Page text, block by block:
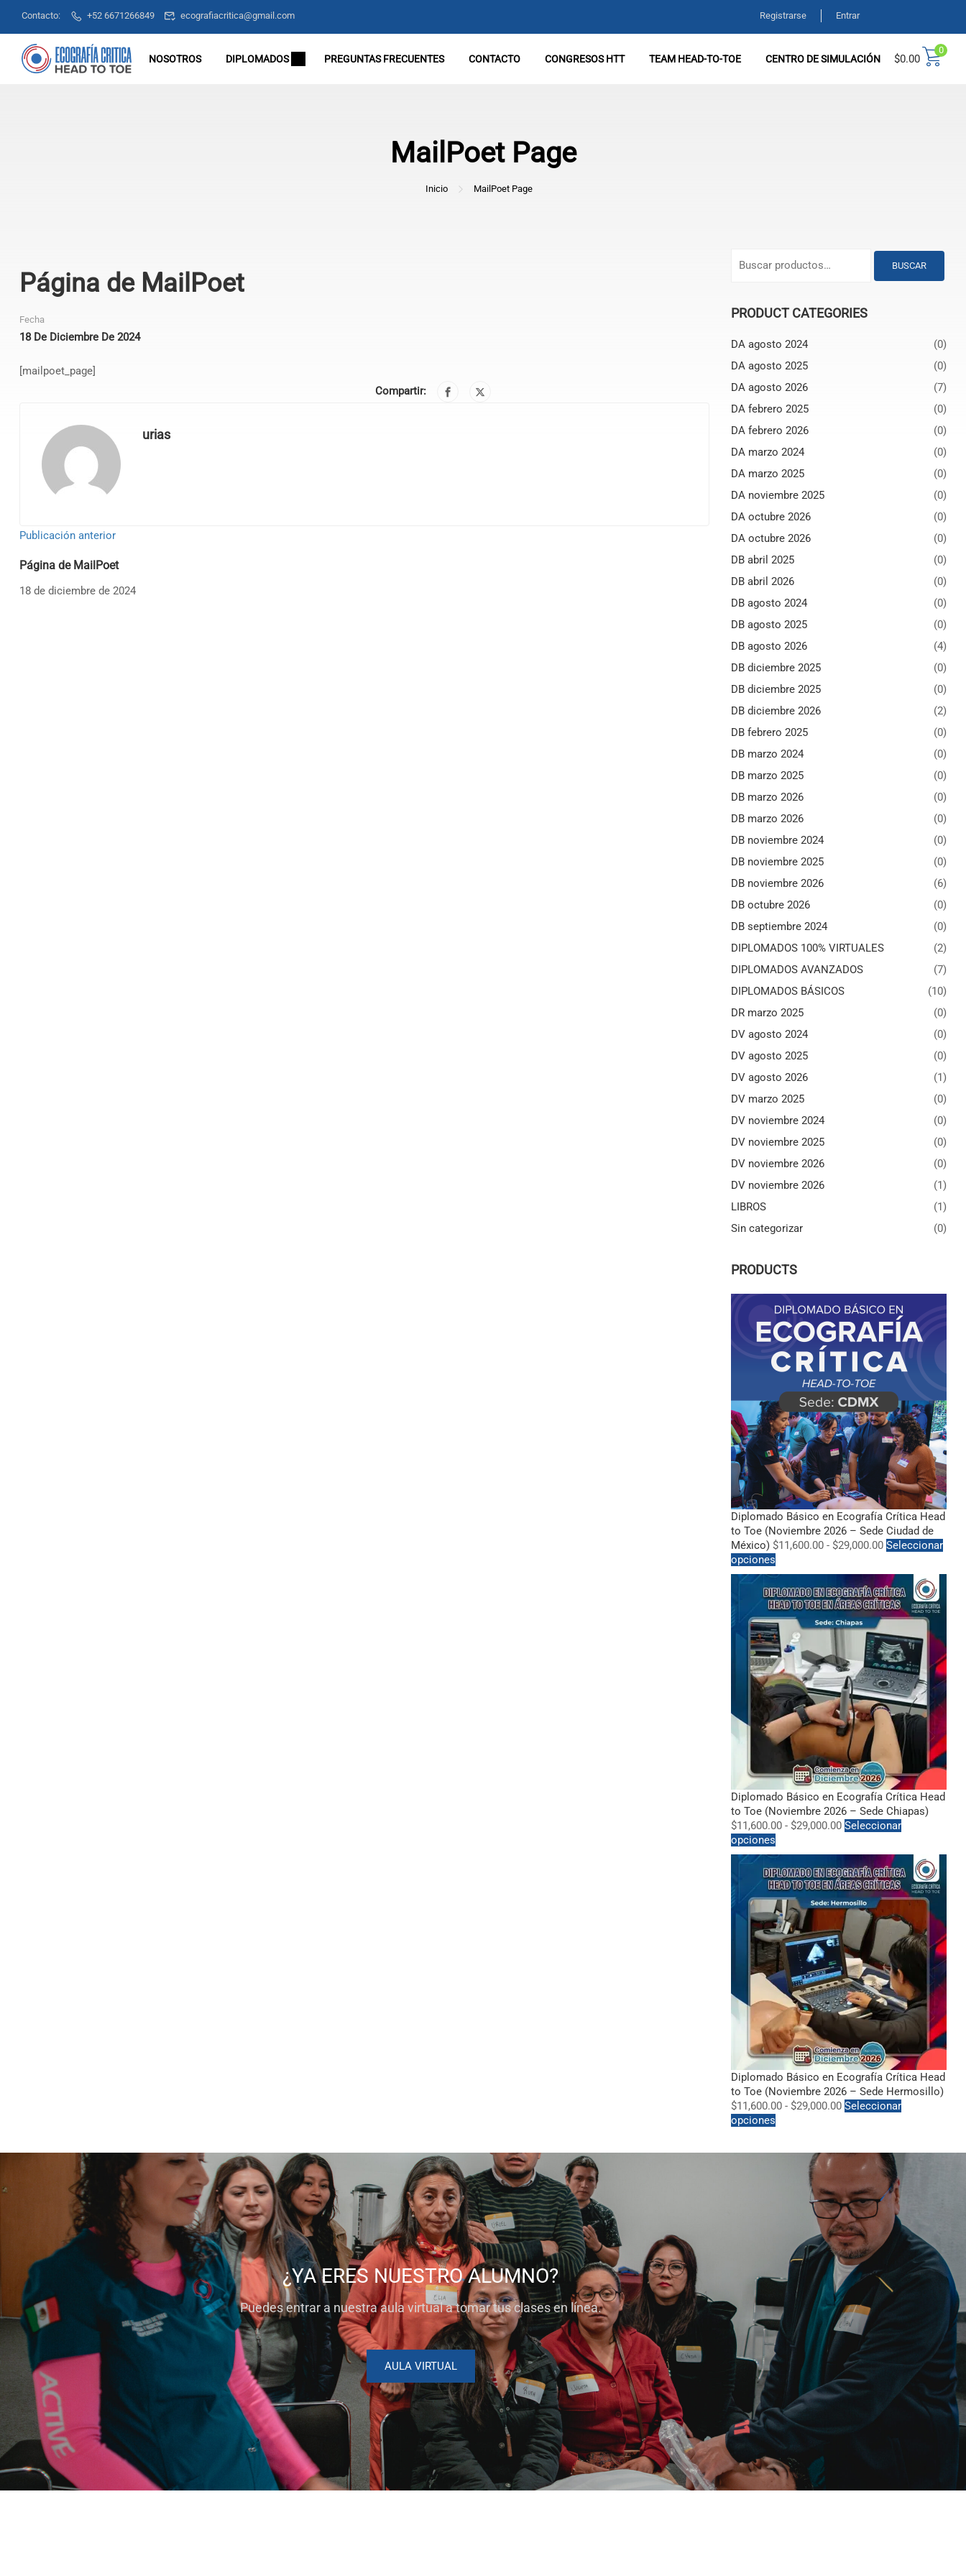
Contacto: +52 6671266849 ecografiacritica@gmail.com Registrarse Entrar
NOSOTROS DIPLOMADOS PREGUNTAS FRECUENTES CONTACTO CONGRESOS HTT TEAM HEAD-TO-TOE CENTRO DE SIMULACIÓN $0.00
0
MailPoet Page
Inicio MailPoet Page
Página de MailPoet
Fecha
18 De Diciembre De 2024
[mailpoet_page]
Compartir:
urias
Publicación anterior
Página de MailPoet
18 de diciembre de 2024
BUSCAR
PRODUCT CATEGORIES
DA agosto 2024
(0)
DA agosto 2025
(0)
DA agosto 2026
(7)
DA febrero 2025
(0)
DA febrero 2026
(0)
DA marzo 2024
(0)
DA marzo 2025
(0)
DA noviembre 2025
(0)
DA octubre 2026
(0)
DA octubre 2026
(0)
DB abril 2025
(0)
DB abril 2026
(0)
DB agosto 2024
(0)
DB agosto 2025
(0)
DB agosto 2026
(4)
DB diciembre 2025
(0)
DB diciembre 2025
(0)
DB diciembre 2026
(2)
DB febrero 2025
(0)
DB marzo 2024
(0)
DB marzo 2025
(0)
DB marzo 2026
(0)
DB marzo 2026
(0)
DB noviembre 2024
(0)
DB noviembre 2025
(0)
DB noviembre 2026
(6)
DB octubre 2026
(0)
DB septiembre 2024
(0)
DIPLOMADOS 100% VIRTUALES
(2)
DIPLOMADOS AVANZADOS
(7)
DIPLOMADOS BÁSICOS
(10)
DR marzo 2025
(0)
DV agosto 2024
(0)
DV agosto 2025
(0)
DV agosto 2026
(1)
DV marzo 2025
(0)
DV noviembre 2024
(0)
DV noviembre 2025
(0)
DV noviembre 2026
(0)
DV noviembre 2026
(1)
LIBROS
(1)
Sin categorizar
(0)
PRODUCTS
Diplomado Básico en Ecografía Crítica Head
to Toe (Noviembre 2026 – Sede Ciudad de
México) $11,600.00 - $29,000.00 Seleccionar
opciones
Diplomado Básico en Ecografía Crítica Head
to Toe (Noviembre 2026 – Sede Chiapas)
$11,600.00 - $29,000.00 Seleccionar
opciones
Diplomado Básico en Ecografía Crítica Head
to Toe (Noviembre 2026 – Sede Hermosillo)
$11,600.00 - $29,000.00 Seleccionar
opciones
¿YA ERES NUESTRO ALUMNO?
Puedes entrar a nuestra aula virtual a tomar tus clases en línea.
AULA VIRTUAL